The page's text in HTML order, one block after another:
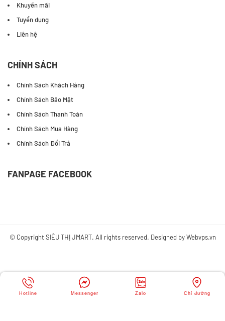
Khuyến mãi
Tuyển dụng
Liên hệ
CHÍNH SÁCH
Chính Sách Khách Hàng
Chính Sách Bảo Mật
Chính Sách Thanh Toán
Chính Sách Mua Hàng
Chính Sách Đổi Trả
FANPAGE FACEBOOK
© Copyright SIÊU THỊ JMART. All rights reserved. Designed byWebvps.vn
Hotline Messenger Zalo Chỉ đường